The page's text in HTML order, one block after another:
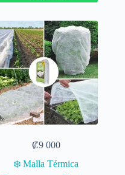
₡9 000
❄️ Malla Térmica